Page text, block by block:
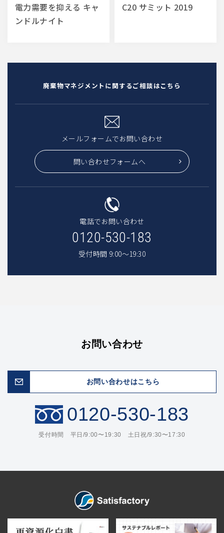
電力需要を抑える キャ
ンドルナイト
C20 サミット 2019
廃棄物マネジメントに関するご相談はこちら
メールフォームでお問い合わせ
問い合わせフォームへ
電話でお問い合わせ
0120-530-183
受付時間 9:00〜19:30
お問い合わせ
お問い合わせはこちら
0120-530-183
受付時間 平日/9:00〜19:30 土日祝/9:30〜17:30